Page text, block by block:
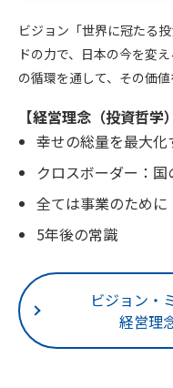
ビジョン「世界に冠たる
ドの力で、日本の今を変
の循環を通して、その価
【経営理念（投資哲学
幸せの総量を最大化
クロスボーダー：
全ては事業のために
5年後の常識
ビジョン・
経営理